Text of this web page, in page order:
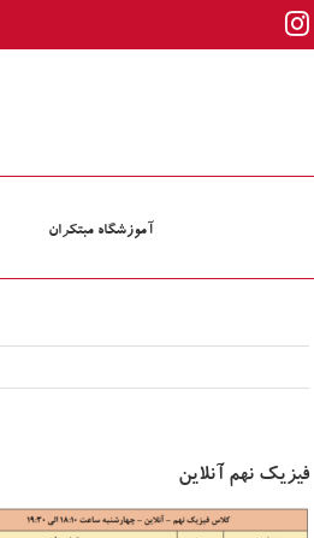
Instagram
آموزشگاه مبتکران
فیزیک نهم آنلاین